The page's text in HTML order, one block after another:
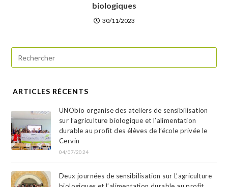
biologiques
30/11/2023
ARTICLES RÉCENTS
UNObio organise des ateliers de sensibilisation
sur l’agriculture biologique et l’alimentation
durable au profit des élèves de l’école privée le
Cervin
04/07/2024
Deux journées de sensibilisation sur L’agriculture